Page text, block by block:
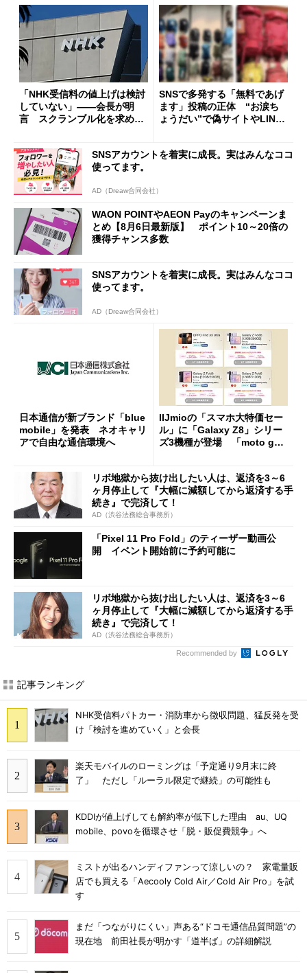
「NHK受信料の値上げは検討
していない」――会長が明
言 スクランブル化を求める
SNSで多発する「無料であげ
ます」投稿の正体 “お涙ち
ょうだい”で偽サイトやLINE
SNSアカウントを着実に成長。実はみんなココ
使ってます。
AD（Dreaw合同会社）
WAON POINTやAEON Payのキャンペーンま
とめ【8月6日最新版】 ポイント10～20倍の
獲得チャンス多数
SNSアカウントを着実に成長。実はみんなココ
使ってます。
AD（Dreaw合同会社）
日本通信が新ブランド「blue
mobile」を発表 ネオキャリ
アで自由な通信環境へ
IIJmioの「スマホ大特価セー
ル」に「Galaxy Z8」シリー
ズ3機種が登場 「moto g37
リボ地獄から抜け出したい人は、返済を3～6
ヶ月停止して『大幅に減額してから返済する手
続き』で完済して！
AD（渋谷法務総合事務所）
「Pixel 11 Pro Fold」のティーザー動画公
開 イベント開始前に予約可能に
リボ地獄から抜け出したい人は、返済を3～6
ヶ月停止して『大幅に減額してから返済する手
続き』で完済して！
AD（渋谷法務総合事務所）
Recommended by
記事ランキング
NHK受信料パトカー・消防車から徴収問題、猛反発を受
け「検討を進めていく」と会長
楽天モバイルのローミングは「予定通り9月末に終
了」 ただし「ルーラル限定で継続」の可能性も
KDDIが値上げしても解約率が低下した理由 au、UQ
mobile、povoを循環させ「脱・販促費競争」へ
ミストが出るハンディファンって涼しいの？ 家電量販
店でも買える「Aecooly Cold Air／Cold Air Pro」を試
す
まだ「つながりにくい」声ある“ドコモ通信品質問題”の
現在地 前田社長が明かす「道半ば」の詳細解説